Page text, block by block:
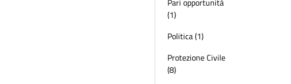
Pari opportunità
(1)
Politica (1)
Protezione Civile
(8)